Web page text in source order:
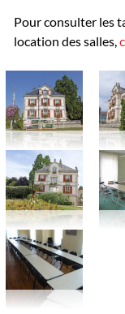
Pour consulter les
location des salles,